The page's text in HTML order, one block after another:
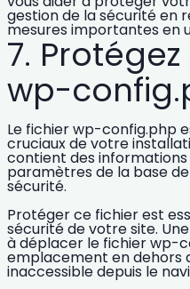
gestion de la sécuritéen
mesures importantes en
7.
wp-
Le fichier wp-config.php
cruciaux de votre
contient des informations
paramètres de la base
sécurité.
Protéger ce fichierest
sécurité de votre site.
à déplacer le fichier wp-
emplacement en dehors
inaccessible depuis le